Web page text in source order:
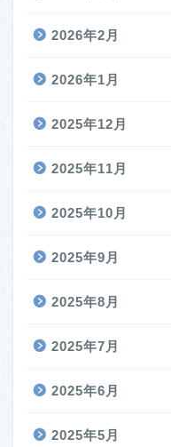
2026年2月
2026年1月
2025年12月
2025年11月
2025年10月
2025年9月
2025年8月
2025年7月
2025年6月
2025年5月